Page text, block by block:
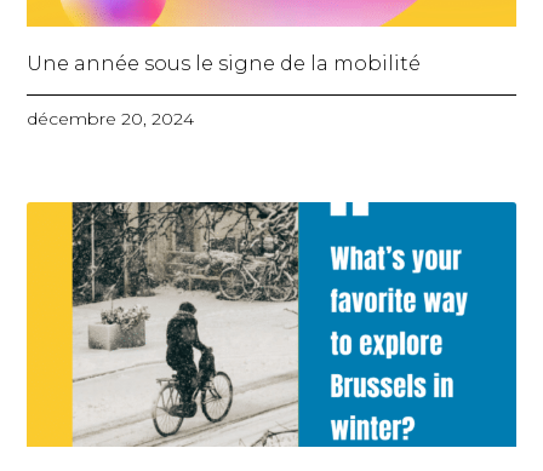
Une année sous le signe de la mobilité
décembre 20, 2024